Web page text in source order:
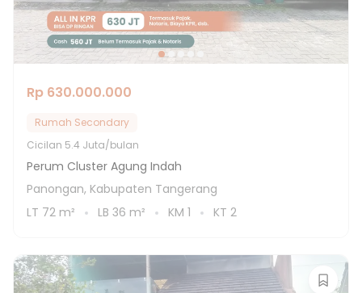
Rp 630.000.000
Rumah Secondary
Cicilan 5.4 Juta/bulan
Perum Cluster Agung Indah
Panongan, Kabupaten Tangerang
LT 72 m² LB 36 m² KM 1 KT 2